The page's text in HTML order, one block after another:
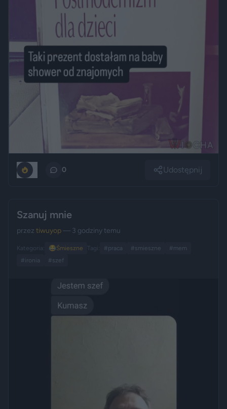
0 Udostępnij
Szanuj mnie
przez tiwuyop— 3 godziny temu
Kategoria: 😂Śmieszne Tagi: #praca #smieszne
#mem
#ironia
#szef